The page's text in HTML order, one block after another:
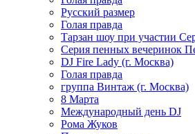
Русский размер
Голая правда
Тарзан шоу при участии
Серия пенных вечеринок
DJ Fire Lady (г. Москва)
Голая правда
группа Винтаж (г. Москва)
8 Марта
Международный день DJ
Рома Жуков